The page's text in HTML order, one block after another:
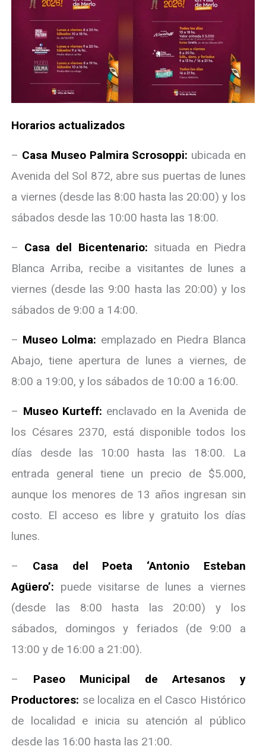
Horarios actualizados
– Casa Museo Palmira Scrosoppi: ubicada en
Avenida del Sol 872, abre sus puertas de lunes
a viernes (desde las 8:00 hasta las 20:00) y los
sábados desde las 10:00 hasta las 18:00.
– Casa del Bicentenario: situada en Piedra
Blanca Arriba, recibe a visitantes de lunes a
viernes (desde las 9:00 hasta las 20:00) y los
sábados de 9:00 a 14:00.
– Museo Lolma: emplazado en Piedra Blanca
Abajo, tiene apertura de lunes a viernes, de
8:00 a 19:00, y los sábados de 10:00 a 16:00.
– Museo Kurteff: enclavado en la Avenida de
los Césares 2370, está disponible todos los
días desde las 10:00 hasta las 18:00. La
entrada general tiene un precio de $5.000,
aunque los menores de 13 años ingresan sin
costo. El acceso es libre y gratuito los días
lunes.
– Casa del Poeta ‘Antonio Esteban
Agüero’: puede visitarse de lunes a viernes
(desde las 8:00 hasta las 20:00) y los
sábados, domingos y feriados (de 9:00 a
13:00 y de 16:00 a 21:00).
– Paseo Municipal de Artesanos y
Productores: se localiza en el Casco Histórico
de localidad e inicia su atención al público
desde las 16:00 hasta las 21:00.